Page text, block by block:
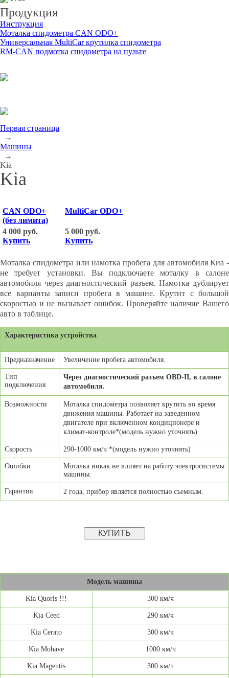
Продукция
Инструкция
Моталка спидометра CAN ODO+
Универсальная MultiCar крутилка спидометра
RM-CAN подмотка спидометра на пульте
Первая страница
→
Машины
→
Kia
Kia
CAN ODO+
(без лимита)
4 000 руб.
Купить
MultiCar ODO+
5 000 руб.
Купить
Моталка спидометра или намотка пробега для автомобиля Киа -
не требует установки. Вы подключаете моталку в салоне
автомобиля через диагностический разъем. Намотка дублирует
все варианты записи пробега в машине. Крутит с большой
скоростью и не вызывает ошибок. Проверяйте наличие Вашего
авто в таблице.
Характеристика устройства
Предназначение Увеличение пробега автомобиля.
Тип
подключения
Через диагностический разъем OBD-II, в салоне
автомобиля.
Возможности
Моталка спидометра позволяет крутить во время
движения машины. Работает на заведенном
двигателе при включенном кондиционере и
климат-контроле*(модель нужно уточнять)
Скорость 290-1000 км/ч *(модель нужно уточнять)
Ошибки
Моталка никак не влияет на работу электросистемы
машины.
Гарантия 2 года, прибор является полностью съемным.
Модель машины
Kia Quoris !!! 300 км/ч
Kia Ceed 290 км/ч
Kia Cerato 300 км/ч
Kia Mohave 1000 км/ч
Kia Magentis 300 км/ч